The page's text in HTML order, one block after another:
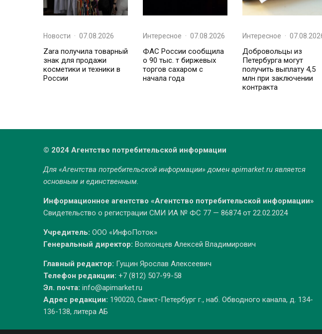
Новости · 07.08.2026
Zara получила товарный
знак для продажи
косметики и техники в
России
Интересное · 07.08.2026
ФАС России сообщила
о 90 тыс. т биржевых
торгов сахаром с
начала года
Интересное ·
Добровольцы из
Петербурга могут
получить выплату 4,5
млн при заключении
контракта
© 2024 Агентство потребительской информации
Для «Агентства потребительской информации» домен apimarket.ruявляется
основным и единственным.
Информационное агентство «Агентство потребительской информации»
Свидетельство о регистрации СМИ ИА № ФС 77 — 86874 от 22.02.2024
Учредитель: ООО «ИнфоПоток»
Генеральный директор: Волхонцев Алексей Владимирович
Главный редактор: Гущин Ярослав Алексеевич
Телефон редакции: +7 (812) 507-99-58
Эл. почта: info@apimarket.ru
Адрес редакции: 190020, Санкт-Петербург г., наб. Обводного канала, д. 134-
136-138, литера АБ